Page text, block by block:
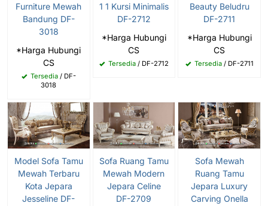
Furniture Mewah
Bandung DF-
3018
*Harga Hubungi
CS
Tersedia/ DF-
3018
1 1 Kursi Minimalis
DF-2712
*Harga Hubungi
CS
Tersedia/ DF-2712
Beauty Beludru
DF-2711
*Harga Hubungi
CS
Tersedia/ DF-2711
Model Sofa Tamu
Mewah Terbaru
Kota Jepara
Jesseline DF-
Sofa Ruang Tamu
Mewah Modern
Jepara Celine
DF-2709
Sofa Mewah
Ruang Tamu
Jepara Luxury
Carving Onella